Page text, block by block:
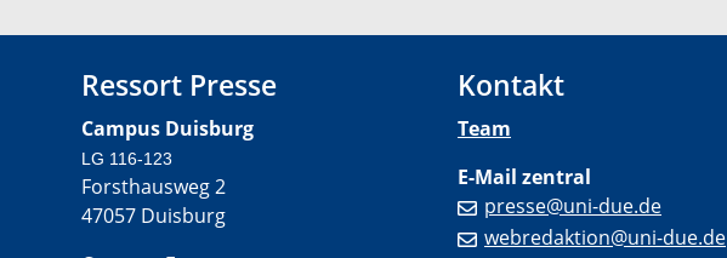
Ressort Presse
Campus Duisburg
LG 116-123
Forsthausweg 2
47057 Duisburg
Kontakt
Team
E-Mail zentral
presse@uni-due.de
webredaktion@uni-due.de